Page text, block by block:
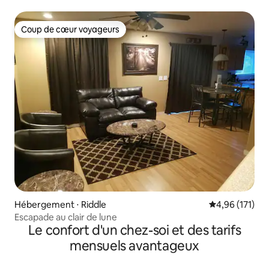
Coup de cœur voyageurs
Coup de cœur voyageurs
Hébergement ⋅ Riddle Évaluation
4,96 (171)
Escapade au clair de lune
Le confort d'un chez-soi et des tarifs
mensuels avantageux